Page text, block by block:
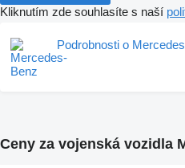
Kliknutím zde souhlasíte s naší
Podrobnosti o
Ceny za vojenská vozidla